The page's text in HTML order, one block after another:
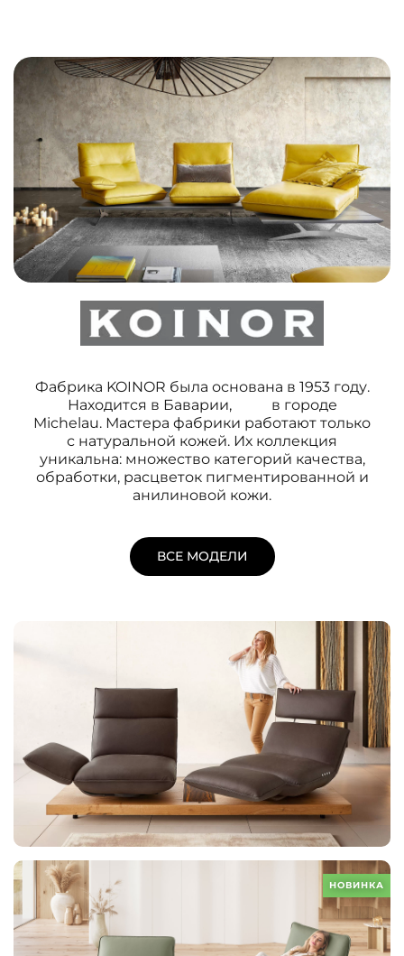
Фабрика KOINOR была основана в 1953 году.
Находится в Баварии, в городе
Michelau. Мастера фабрики работают только
с натуральной кожей. Их коллекция
уникальна: множество категорий качества,
обработки, расцветок пигментированной и
анилиновой кожи.
ВСЕ МОДЕЛИ
НОВИНКА